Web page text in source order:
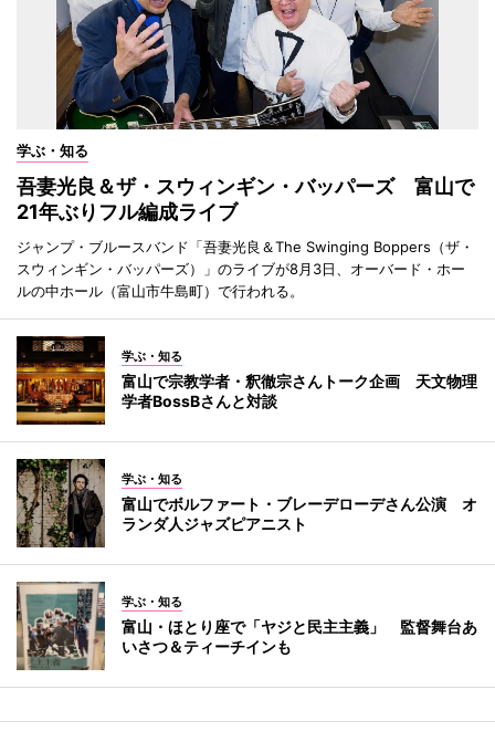
学ぶ・知る
吾妻光良＆ザ・スウィンギン・バッパーズ 富山で
21年ぶりフル編成ライブ
ジャンプ・ブルースバンド「吾妻光良＆The Swinging Boppers（ザ・
スウィンギン・バッパーズ）」のライブが8月3日、オーバード・ホー
ルの中ホール（富山市牛島町）で行われる。
学ぶ・知る
富山で宗教学者・釈徹宗さんトーク企画 天文物理
学者BossBさんと対談
学ぶ・知る
富山でボルファート・ブレーデローデさん公演 オ
ランダ人ジャズピアニスト
学ぶ・知る
富山・ほとり座で「ヤジと民主主義」 監督舞台あ
いさつ＆ティーチインも